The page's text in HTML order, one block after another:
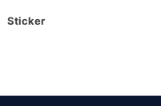
Sticker